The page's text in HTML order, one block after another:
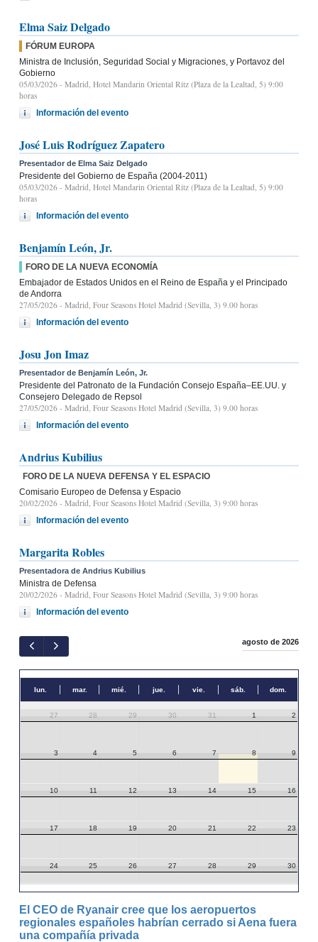
Elma Saiz Delgado
FÓRUM EUROPA
Ministra de Inclusión, Seguridad Social y Migraciones, y Portavoz del
Gobierno
05/03/2026 - Madrid, Hotel Mandarin Oriental Ritz (Plaza de la Lealtad, 5) 9:00
horas
Información del evento
José Luis Rodríguez Zapatero
Presentador de Elma Saiz Delgado
Presidente del Gobierno de España (2004-2011)
05/03/2026 - Madrid, Hotel Mandarin Oriental Ritz (Plaza de la Lealtad, 5) 9:00
horas
Información del evento
Benjamín León, Jr.
FORO DE LA NUEVA ECONOMÍA
Embajador de Estados Unidos en el Reino de España y el Principado
de Andorra
27/05/2026 - Madrid, Four Seasons Hotel Madrid (Sevilla, 3) 9.00 horas
Información del evento
Josu Jon Imaz
Presentador de Benjamín León, Jr.
Presidente del Patronato de la Fundación Consejo España–EE.UU. y
Consejero Delegado de Repsol
27/05/2026 - Madrid, Four Seasons Hotel Madrid (Sevilla, 3) 9.00 horas
Información del evento
Andrius Kubilius
FORO DE LA NUEVA DEFENSA Y EL ESPACIO
Comisario Europeo de Defensa y Espacio
20/02/2026 - Madrid, Four Seasons Hotel Madrid (Sevilla, 3) 9:00 horas
Información del evento
Margarita Robles
Presentadora de Andrius Kubilius
Ministra de Defensa
20/02/2026 - Madrid, Four Seasons Hotel Madrid (Sevilla, 3) 9:00 horas
Información del evento
agosto de 2026
lun. mar. mié. jue. vie. sáb. dom.
27 28 29 30 31 1 2
3 4 5 6 7 8 9
10 11 12 13 14 15 16
17 18 19 20 21 22 23
24 25 26 27 28 29 30
El CEO de Ryanair cree que los aeropuertos
regionales españoles habrían cerrado si Aena fuera
una compañía privada